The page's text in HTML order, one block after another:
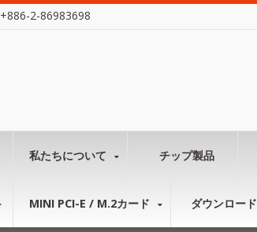
+886-2-86983698
私たちについて チップ製品
MINI PCI-E / M.2カード ダウンロード